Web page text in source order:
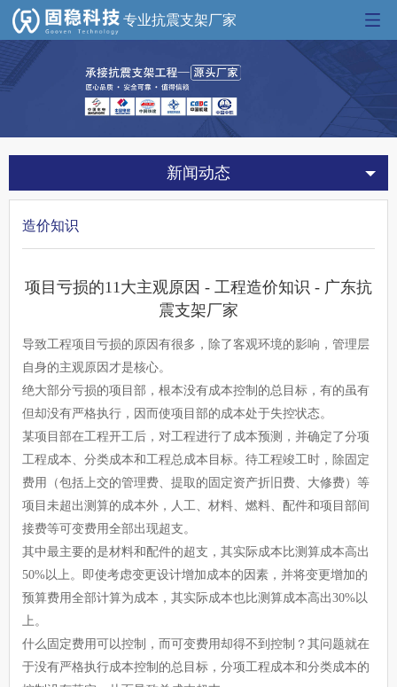
专业抗震支架厂家
新闻动态
造价知识
项目亏损的11大主观原因 - 工程造价知识 - 广东抗
震支架厂家
导致工程项目亏损的原因有很多，除了客观环境的影响，管理层
自身的主观原因才是核心。
绝大部分亏损的项目部，根本没有成本控制的总目标，有的虽有
但却没有严格执行，因而使项目部的成本处于失控状态。
某项目部在工程开工后，对工程进行了成本预测，并确定了分项
工程成本、分类成本和工程总成本目标。待工程竣工时，除固定
费用（包括上交的管理费、提取的固定资产折旧费、大修费）等
项目未超出测算的成本外，人工、材料、燃料、配件和项目部间
接费等可变费用全部出现超支。
其中最主要的是材料和配件的超支，其实际成本比测算成本高出
50%以上。即使考虑变更设计增加成本的因素，并将变更增加的
预算费用全部计算为成本，其实际成本也比测算成本高出30%以
上。
什么固定费用可以控制，而可变费用却得不到控制？其问题就在
于没有严格执行成本控制的总目标，分项工程成本和分类成本的